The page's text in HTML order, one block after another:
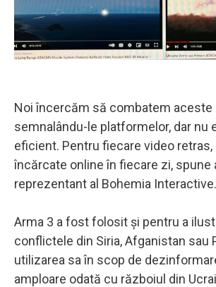
Noi încercăm să combatem
semnalându-le platformelor, dar nu
eficient. Pentru fiecare video
încărcate online în fiecare zi, spune
reprezentant al Bohemia Interactive.
Arma 3 a fost folosit şi pentru a
conflictele din Siria, Afganistan sau
utilizarea sa în scop de
amploare odată cu războiul din